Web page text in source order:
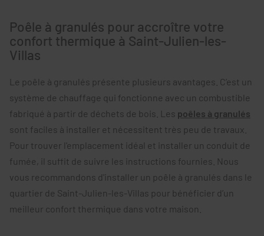
Poêle à granulés pour accroître votre
confort thermique à Saint-Julien-les-
Villas
Le poêle à granulés présente plusieurs avantages. C’est un
système de chauffage qui fonctionne avec un combustible
fabriqué à partir de déchets de bois. Les poêles à granulés
sont faciles à installer et nécessitent très peu de travaux.
Pour trouver l'emplacement idéal et installer un conduit de
fumée, il suffit de suivre les instructions fournies. Nous
vous recommandons d'installer un poêle à granulés dans le
quartier de Saint-Julien-les-Villas pour bénéficier d’un
meilleur confort thermique dans votre maison.